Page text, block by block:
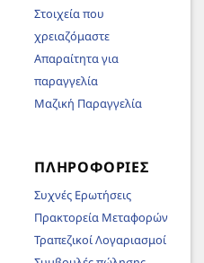
Στοιχεία που
χρειαζόμαστε
Απαραίτητα για
παραγγελία
Μαζική Παραγγελία
ΠΛΗΡΟΦΟΡΊΕΣ
Συχνές Ερωτήσεις
Πρακτορεία Μεταφορών
Τραπεζικοί Λογαριασμοί